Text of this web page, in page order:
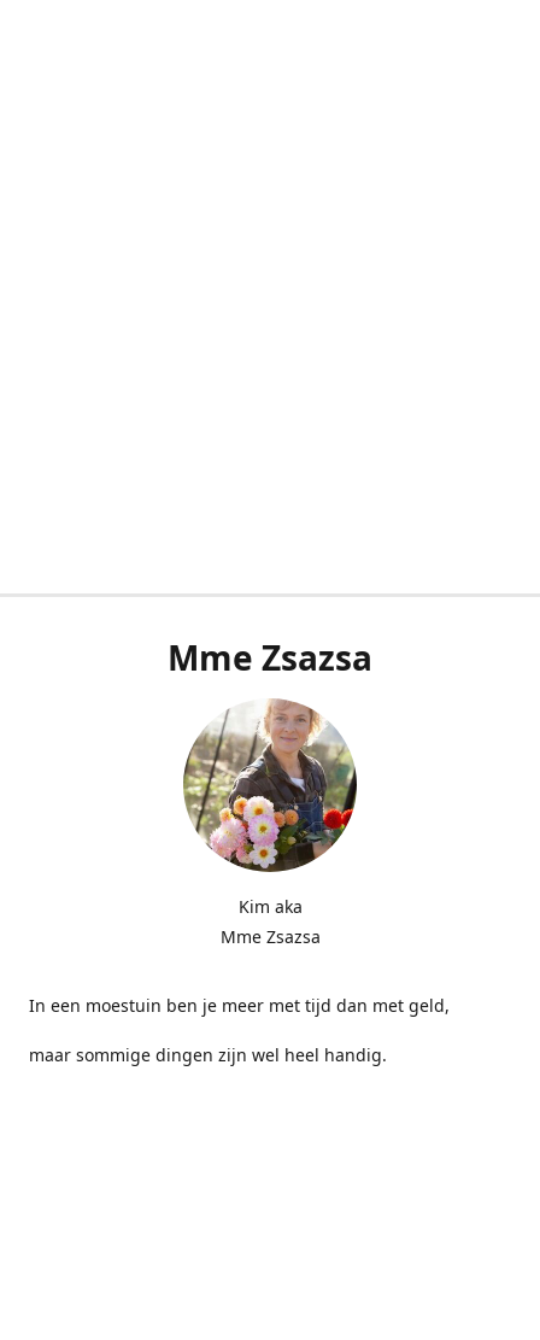
Mme Zsazsa
Kim aka
Mme Zsazsa
In een moestuin ben je meer met tijd dan met geld,
maar sommige dingen zijn wel heel handig.